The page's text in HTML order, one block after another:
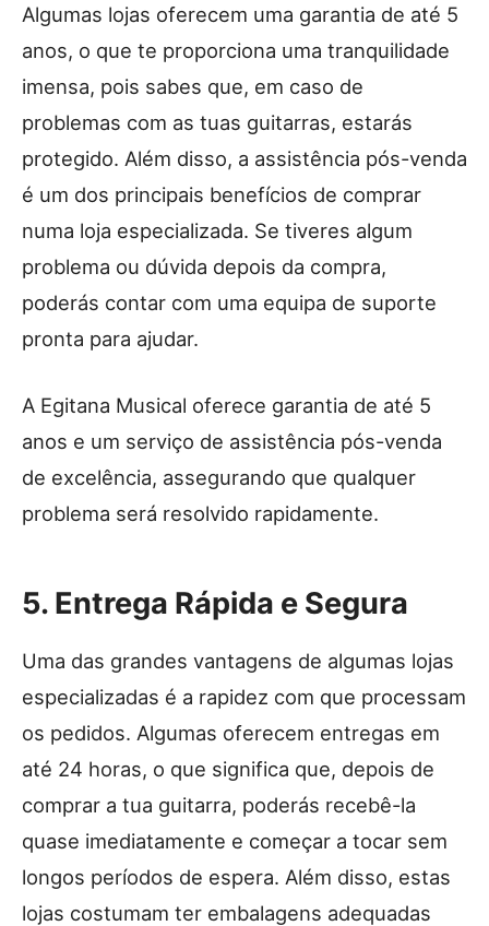
Algumas lojas oferecem uma garantia de até 5
anos, o que te proporciona uma tranquilidade
imensa, pois sabes que, em caso de
problemas com as tuas guitarras, estarás
protegido. Além disso, a assistência pós-venda
é um dos principais benefícios de comprar
numa loja especializada. Se tiveres algum
problema ou dúvida depois da compra,
poderás contar com uma equipa de suporte
pronta para ajudar.
A Egitana Musical oferece garantia de até 5
anos e um serviço de assistência pós-venda
de excelência, assegurando que qualquer
problema será resolvido rapidamente.
5. Entrega Rápida e Segura
Uma das grandes vantagens de algumas lojas
especializadas é a rapidez com que processam
os pedidos. Algumas oferecem entregas em
até 24 horas, o que significa que, depois de
comprar a tua guitarra, poderás recebê-la
quase imediatamente e começar a tocar sem
longos períodos de espera. Além disso, estas
lojas costumam ter embalagens adequadas